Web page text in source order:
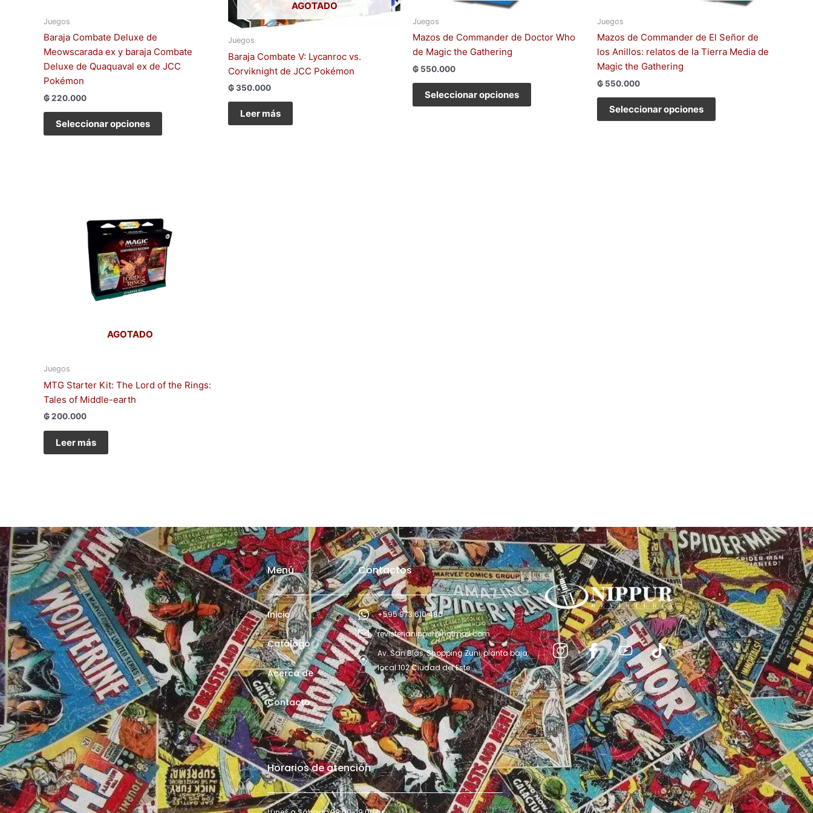
Juegos
Baraja Combate Deluxe de
Meowscarada ex y baraja Combate
Deluxe de Quaquaval ex de JCC
Pokémon
₲220.000
Seleccionar opciones
producto
AGOTADO
Juegos
Baraja Combate V: Lycanroc vs.
Corviknight de JCC Pokémon
₲350.000
Leer más
Juegos
Mazos de Commander de Doctor Who
de Magic the Gathering
₲ 550.000
Seleccionar opciones
de
Juegos
Mazos de Commander de El Señor de
los Anillos: relatos de la Tierra Media de
Magic the Gathering
₲ 550.000
Seleccionar opciones
la
de
producto
AGOTADO
Juegos
MTG Starter Kit: The Lord of the Rings:
Tales of Middle-earth
₲200.000
Leer más
Menú
Inicio
Catálogo
Acerca de
Contacto
Contactos
+595 973 610 480
revisterianippur@hotmail.com
Av. San Blás, Shopping Zuni, planta baja,
local 102 Ciudad del Este
Horarios de atención